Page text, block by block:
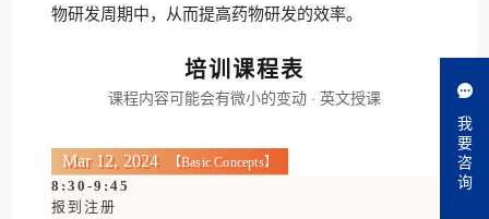
我
要
咨
询
物研发周期中，从而提高药物研发的效率。
培训课程表
课程内容可能会有微小的变动 · 英文授课
Mar 12, 2024 【Basic Concepts】
8:30-9:45
报到注册